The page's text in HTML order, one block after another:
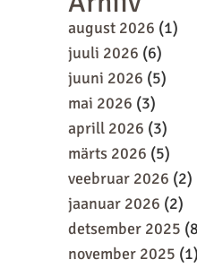
august 2026 (1)
juuli 2026 (6)
juuni 2026 (5)
mai 2026 (3)
aprill 2026 (3)
märts 2026 (5)
veebruar 2026 (2)
jaanuar 2026 (2)
detsember 2025
november 2025 (1)